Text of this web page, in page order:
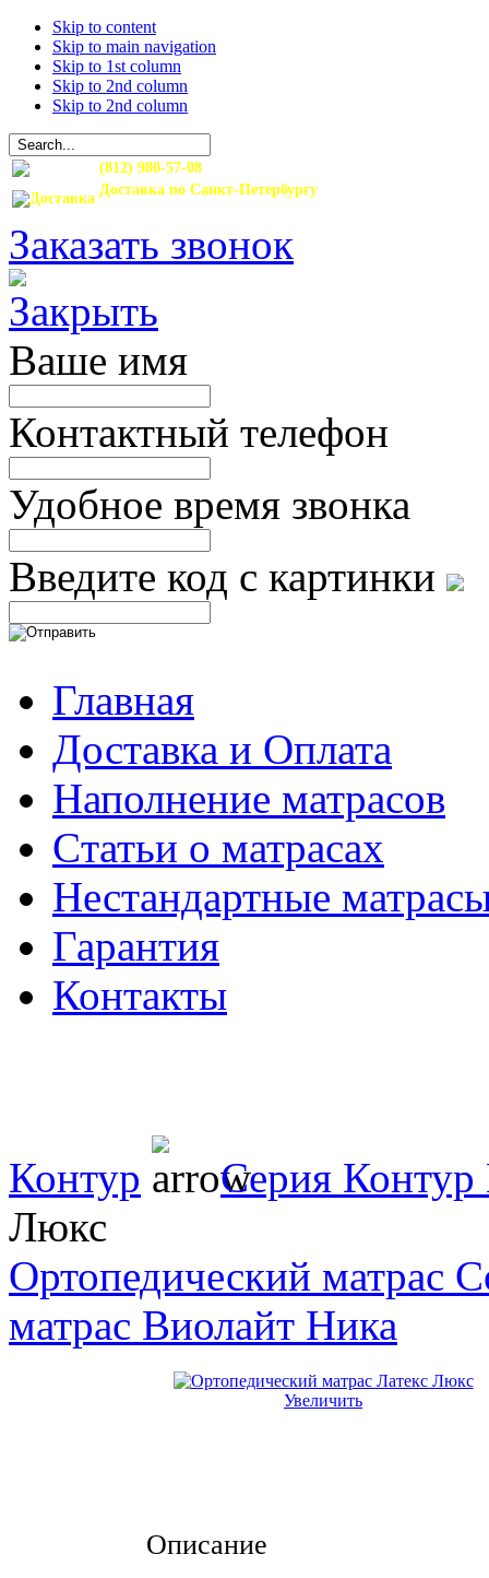
Skip to content
Skip to main navigation
Skip to 1st column
Skip to 2nd column
Skip to 2nd column
(812) 980-57-08
Доставка по Санкт-Петербургу
Заказать звонок
Ваше имя
Контактный телефон
Удобное время звонка
Введите код с картинки
Главная
Доставка и Оплата
Наполнение матрасов
Cтатьи о матрасах
Нестандартные
Гарантия
Контакты
Контур
Серия
Люкс
Ортопедический матрас
матрас Виолайт Ника
Увеличить
Описание